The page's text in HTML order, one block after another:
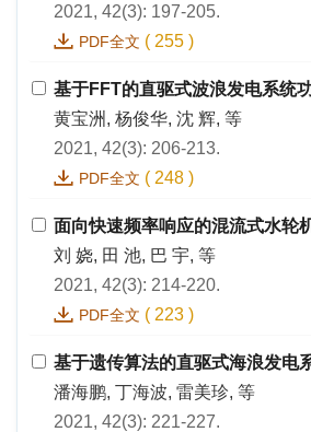
2021, 42(3): 197-205.
PDF全文 ( 255 )
基于FFT的直驱式波浪发电系统
黄宝洲, 杨俊华, 沈 辉, 等
2021, 42(3): 206-213.
PDF全文 ( 248 )
面向快速频率响应的混流式水轮
刘 娆, 田 池, 巴 宇, 等
2021, 42(3): 214-220.
PDF全文 ( 223 )
基于遗传算法的直驱式海浪发电
潘海鹏, 丁海波, 雷美珍, 等
2021, 42(3): 221-227.